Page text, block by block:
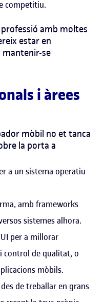
competitiu.
amb moltes
estar en
se
i àrees
mòbil no et tanca
la porta a
a un sistema operatiu
amb frameworks
sistemes alhora.
per a millorar
control de qualitat, o
mòbils.
de treballar en grans